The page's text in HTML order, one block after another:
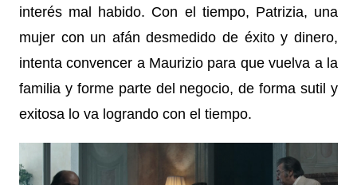
interés mal habido. Con el tiempo, Patrizia, una
mujer con un afán desmedido de éxito y dinero,
intenta convencer a Maurizio para que vuelva a la
familia y forme parte del negocio, de forma sutil y
exitosa lo va logrando con el tiempo.